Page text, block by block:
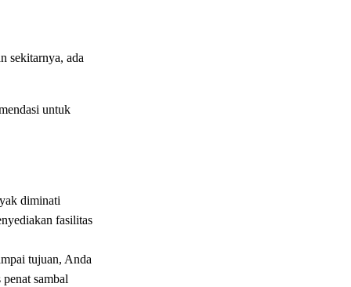
sekitarnya, ada
untuk
diminati
fasilitas
tujuan, Anda
sambal